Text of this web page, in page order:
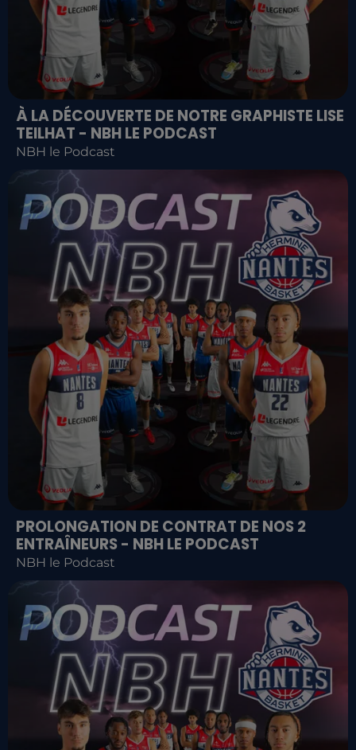
À LA DÉCOUVERTE DE NOTRE GRAPHISTE LISE
TEILHAT - NBH LE PODCAST
NBH le Podcast
PROLONGATION DE CONTRAT DE NOS 2
ENTRAÎNEURS - NBH LE PODCAST
NBH le Podcast